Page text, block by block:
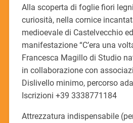
Alla scoperta di foglie fiori
curiosità, nella cornice
medioevale di Castelvecchio
manifestazione “C’era una
Francesca Magillo di Studio
in collaborazione con
Dislivello minimo, percorso
Iscrizioni +39 3338771184
Attrezzatura indispensabile